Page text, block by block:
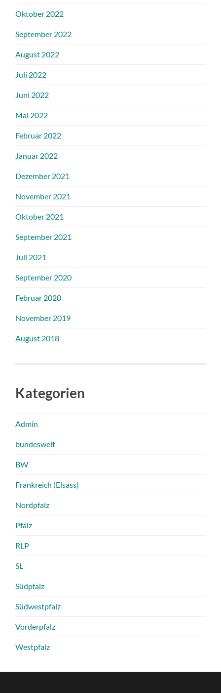
Oktober 2022
September 2022
August 2022
Juli 2022
Juni 2022
Mai 2022
Februar 2022
Januar 2022
Dezember 2021
November 2021
Oktober 2021
September 2021
Juli 2021
September 2020
Februar 2020
November 2019
August 2018
Kategorien
Admin
bundesweit
BW
Frankreich (Elsass)
Nordpfalz
Pfalz
RLP
SL
Südpfalz
Südwestpfalz
Vorderpfalz
Westpfalz